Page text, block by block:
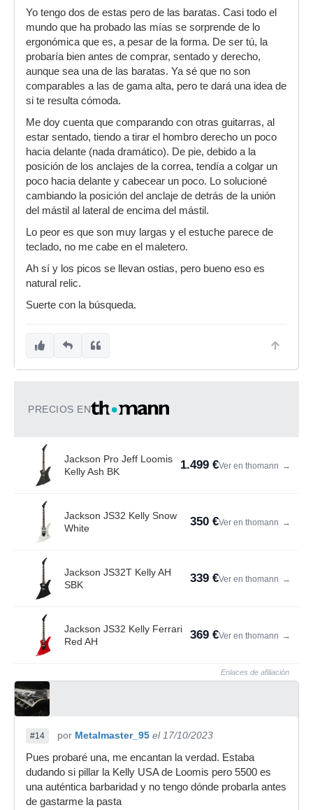
Yo tengo dos de estas pero de las baratas. Casi todo el
mundo que ha probado las mías se sorprende de lo
ergonómica que es, a pesar de la forma. De ser tú, la
probaría bien antes de comprar, sentado y derecho,
aunque sea una de las baratas. Ya sé que no son
comparables a las de gama alta, pero te dará una idea de
si te resulta cómoda.
Me doy cuenta que comparando con otras guitarras, al
estar sentado, tiendo a tirar el hombro derecho un poco
hacia delante (nada dramático). De pie, debido a la
posición de los anclajes de la correa, tendía a colgar un
poco hacia delante y cabecear un poco. Lo solucioné
cambiando la posición del anclaje de detrás de la unión
del mástil al lateral de encima del mástil.
Lo peor es que son muy largas y el estuche parece de
teclado, no me cabe en el maletero.
Ah sí y los picos se llevan ostias, pero bueno eso es
natural relic.
Suerte con la búsqueda.
PRECIOS EN
Jackson Pro Jeff Loomis
Kelly Ash BK
1.499 €Ver en thomann →
Jackson JS32 Kelly Snow
White
350 €Ver en thomann →
Jackson JS32T Kelly AH
SBK
339 €Ver en thomann →
Jackson JS32 Kelly Ferrari
Red AH
369 €Ver en thomann →
Enlaces de afiliación
#14 por Metalmaster_95 el 17/10/2023
Pues probaré una, me encantan la verdad. Estaba
dudando si pillar la Kelly USA de Loomis pero 5500 es
una auténtica barbaridad y no tengo dónde probarla antes
de gastarme la pasta